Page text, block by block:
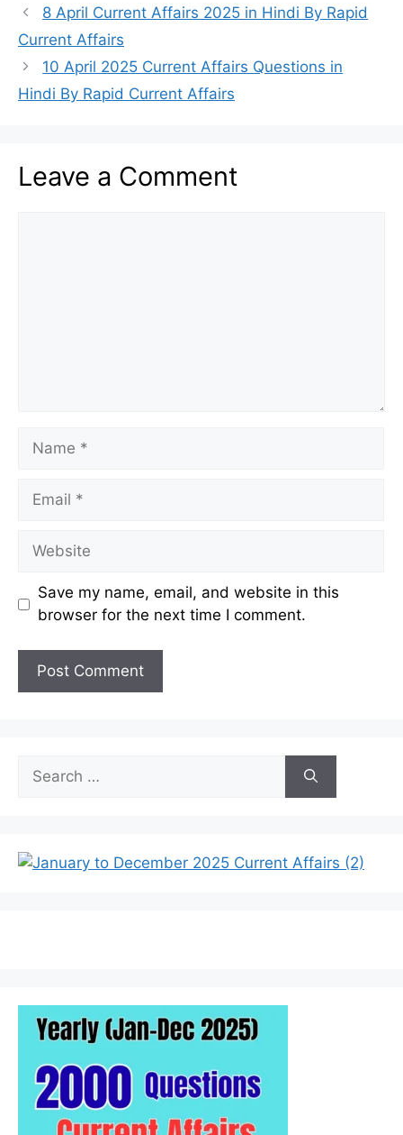
8 April Current Affairs 2025 in Hindi By Rapid
Current Affairs
10 April 2025 Current Affairs Questions in
Hindi By Rapid Current Affairs
Leave a Comment
Name
Email
Website
Save my name, email, and website in this
browser for the next time I comment.
for: